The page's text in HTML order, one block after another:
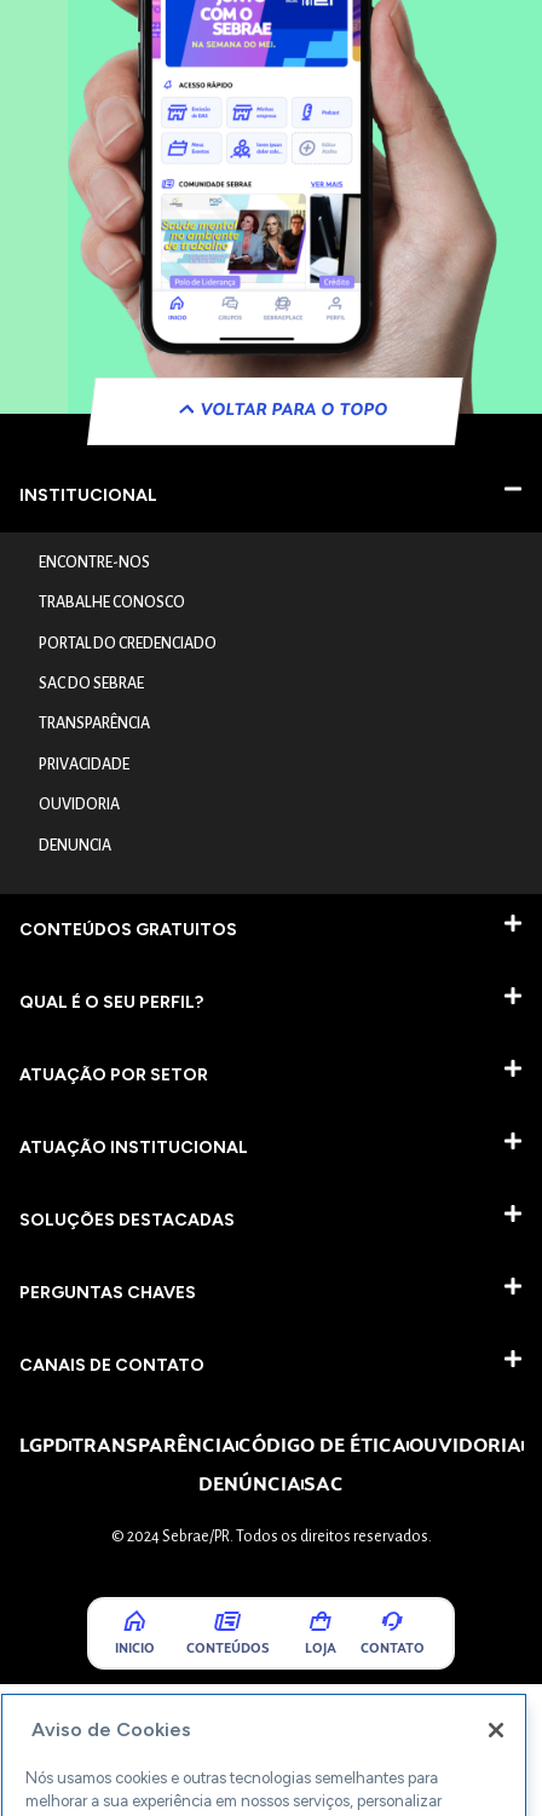
VOLTAR PARA O TOPO
INSTITUCIONAL
ENCONTRE-NOS
TRABALHE CONOSCO
PORTAL DO CREDENCIADO
SAC DO SEBRAE
TRANSPARÊNCIA
PRIVACIDADE
OUVIDORIA
DENUNCIA
CONTEÚDOS GRATUITOS
QUAL É O SEU PERFIL?
ATUAÇÃO POR SETOR
ATUAÇÃO INSTITUCIONAL
SOLUÇÕES DESTACADAS
PERGUNTAS CHAVES​
CANAIS DE CONTATO
LGPDTRANSPARÊNCIACÓDIGO DE ÉTICAOUVIDORIA
DENÚNCIASAC
© 2024 Sebrae/PR. Todos os direitos reservados.
INICIO CONTEÚDOS LOJA CONTATO
Aviso de Cookies
Nós usamos cookies e outras tecnologias semelhantes para
melhorar a sua experiência em nossos serviços, personalizar